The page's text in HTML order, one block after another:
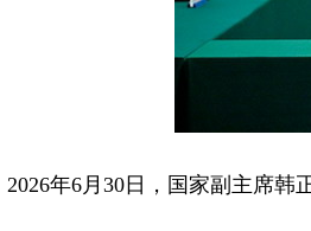
2026年6月30日，国家副主席韩